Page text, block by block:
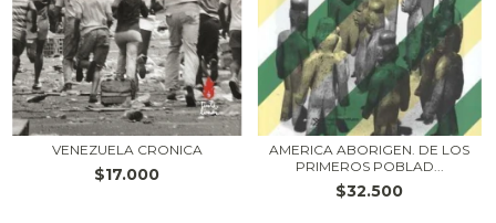
VENEZUELA CRONICA
$17.000
AMERICA ABORIGEN. DE LOS
PRIMEROS POBLAD...
$32.500